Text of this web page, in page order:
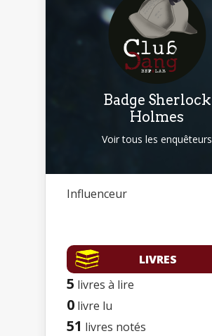
Badge Sherlock
Holmes
Voir tous les enquêteurs
Influenceur
LIVRES
5 livres à lire
0 livre lu
51 livres notés